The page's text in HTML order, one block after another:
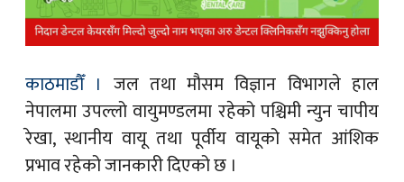
काठमाडौँ । जल तथा मौसम विज्ञान विभागले हाल
नेपालमा उपल्लो वायुमण्डलमा रहेको पश्चिमी न्युन चापीय
रेखा, स्थानीय वायू तथा पूर्वीय वायूको समेत आंशिक
प्रभाव रहेको जानकारी दिएको छ ।